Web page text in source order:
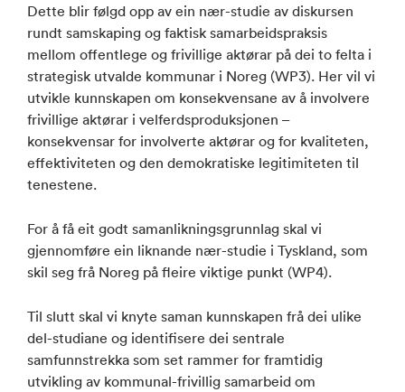
Dette blir følgd opp av ein nær-studie av diskursen
rundt samskaping og faktisk samarbeidspraksis
mellom offentlege og frivillige aktørar på dei to felta i
strategisk utvalde kommunar i Noreg (WP3). Her vil vi
utvikle kunnskapen om konsekvensane av å involvere
frivillige aktørar i velferdsproduksjonen –
konsekvensar for involverte aktørar og for kvaliteten,
effektiviteten og den demokratiske legitimiteten til
tenestene.
For å få eit godt samanlikningsgrunnlag skal vi
gjennomføre ein liknande nær-studie i Tyskland, som
skil seg frå Noreg på fleire viktige punkt (WP4).
Til slutt skal vi knyte saman kunnskapen frå dei ulike
del-studiane og identifisere dei sentrale
samfunnstrekka som set rammer for framtidig
utvikling av kommunal-frivillig samarbeid om